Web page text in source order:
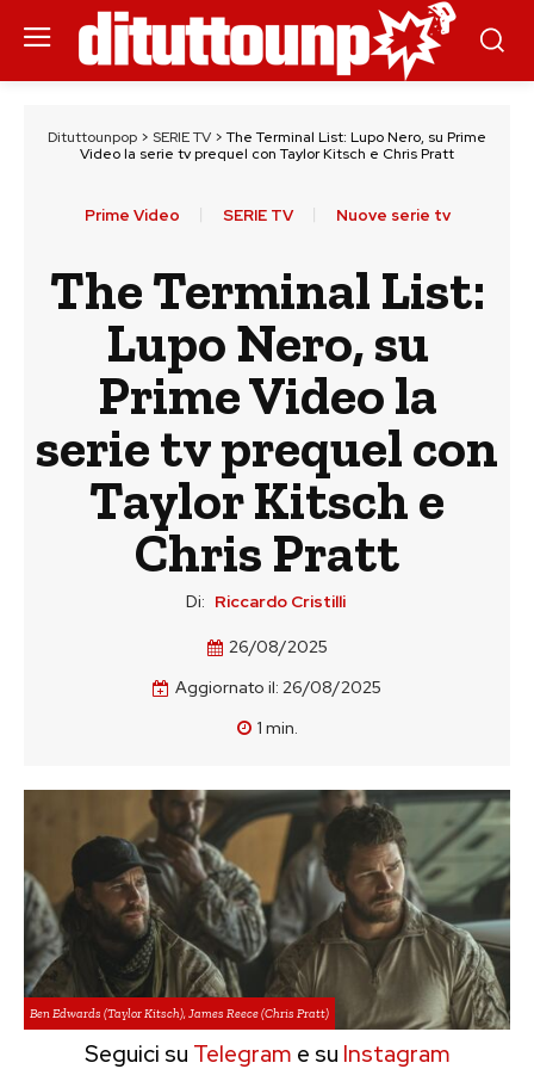
Dituttounpop > SERIE TV > The Terminal List: Lupo Nero, su Prime
Video la serie tv prequel con Taylor Kitsch e Chris Pratt
Prime Video SERIE TV Nuove serie tv
The Terminal List:
Lupo Nero, su
Prime Video la
serie tv prequel con
Taylor Kitsch e
Chris Pratt
Di: Riccardo Cristilli
26/08/2025
Aggiornato il: 26/08/2025
1 min.
Ben Edwards (Taylor Kitsch), James Reece (Chris Pratt)
Seguici su Telegram e su Instagram